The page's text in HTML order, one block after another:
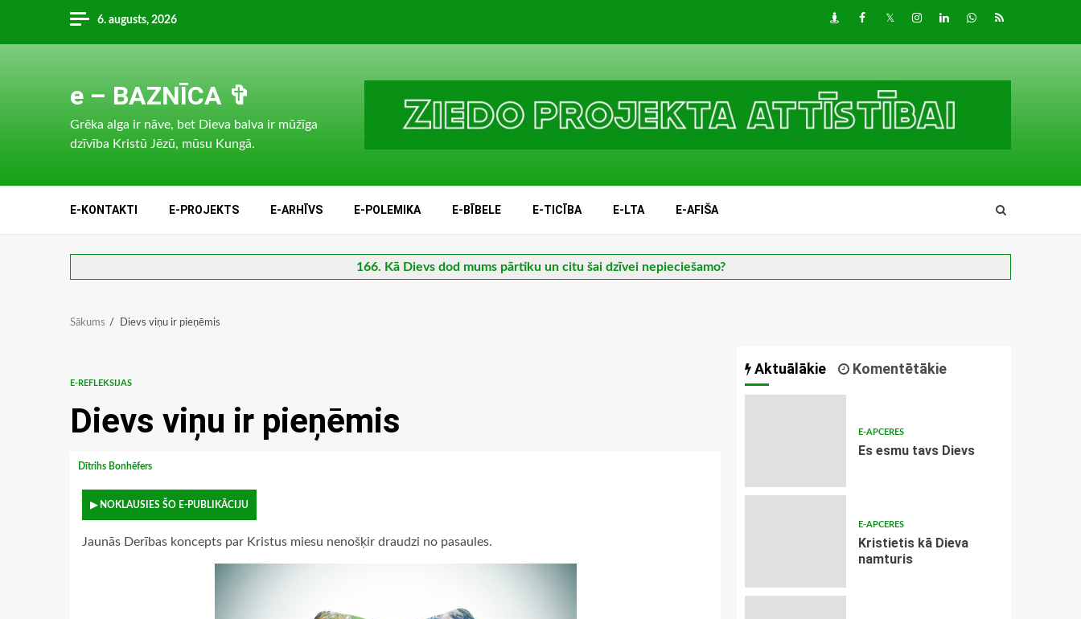
content
6. augusts, 2026 DraugiemFacebook
TwitterInstagram
LinkedInwhatsapp
RSS
e – BAZNĪCA ✞
Grēka alga ir nāve, bet Dieva balva ir mūžīga
dzīvība Kristū Jēzū, mūsu Kungā.
E-KONTAKTI E-PROJEKTS E-ARHĪVS E-POLEMIKA E-BĪBELE E-TICĪBA E-LTA E-AFIŠA
166. Kā Dievs dod mums pārtiku un citu šai dzīvei nepieciešamo?
Sākums Dievs viņu ir pieņēmis
E-REFLEKSIJAS
Dievs viņu ir pieņēmis
Dītrihs Bonhēfers
▶ NOKLAUSIES ŠO E-PUBLIKĀCIJU
Jaunās Derības koncepts par Kristus miesu nenošķir draudzi no pasaules.
Aktuālākie Komentētākie
E-APCERES
Es esmu tavs Dievs
E-APCERES
Kristietis kā Dieva
namturis